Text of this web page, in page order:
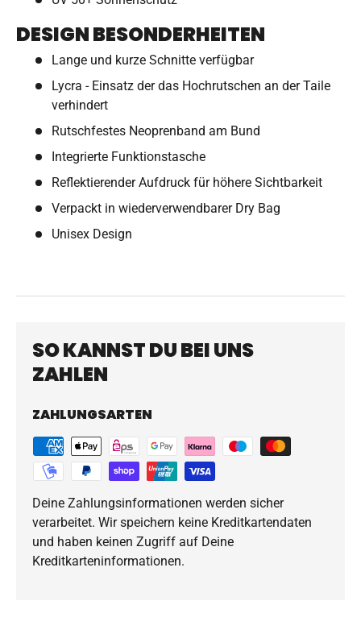
DESIGN BESONDERHEITEN
Lange und kurze Schnitte verfügbar
Lycra - Einsatz der das Hochrutschen an der Taile
verhindert
Rutschfestes Neoprenband am Bund
Integrierte Funktionstasche
Reflektierender Aufdruck für höhere Sichtbarkeit
Verpackt in wiederverwendbarer Dry Bag
Unisex Design
SO KANNST DU BEI UNS
ZAHLEN
ZAHLUNGSARTEN
Deine Zahlungsinformationen werden sicher
verarbeitet. Wir speichern keine Kreditkartendaten
und haben keinen Zugriff auf Deine
Kreditkarteninformationen.